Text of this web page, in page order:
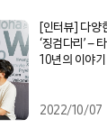
[인터뷰] 다양
‘징검다리’ –
10년의 이야기
2022/10/07